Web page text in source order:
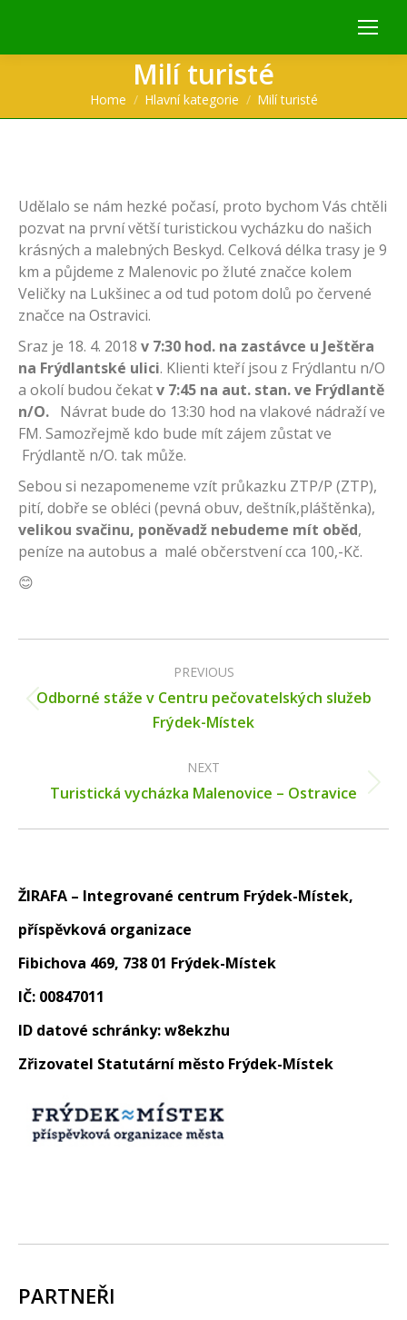
Milí turisté
You are here:
Home Hlavní kategorie Milí turisté
Udělalo se nám hezké počasí, proto bychom Vás chtěli
pozvat na první větší turistickou vycházku do našich
krásných a malebných Beskyd. Celková délka trasy je 9
km a půjdeme z Malenovic po žluté značce kolem
Veličky na Lukšinec a od tud potom dolů po červené
značce na Ostravici.
Sraz je 18. 4. 2018 v 7:30 hod. na zastávce u Ještěra
na Frýdlantské ulici. Klienti kteří jsou z Frýdlantu n/O
a okolí budou čekatv 7:45 na aut. stan. ve Frýdlantě
n/O. Návrat bude do 13:30 hod na vlakové nádraží ve
FM. Samozřejmě kdo bude mít zájem zůstat ve
Frýdlantě n/O. tak může.
Sebou si nezapomeneme vzít průkazku ZTP/P (ZTP),
pití, dobře se obléci (pevná obuv, deštník,pláštěnka),
velikou svačinu, poněvadž nebudeme mít oběd,
peníze na autobus a malé občerstvení cca 100,-Kč.
😊
PREVIOUS
Previous
post:
Odborné stáže v Centru pečovatelských služeb
Frýdek-Místek
NEXT
Next
Turistická vycházka Malenovice – Ostravice
ŽIRAFA – Integrované centrum Frýdek-Místek,
příspěvková organizace
Fibichova 469, 738 01 Frýdek-Místek
IČ: 00847011
ID datové schránky: w8ekzhu
Zřizovatel Statutární město Frýdek-Místek
PARTNEŘI